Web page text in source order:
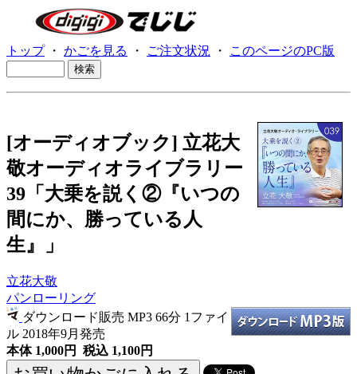
トップ・ かごを見る ・ ご注文状況 ・ このページのPC版
[オーディオブック] 立花大
敬オーディオライブラリー
39「大乗を説く②『いつの
間にか、勝っている人
生』」
立花大敬
パンローリング
ダウンロード販売 MP3 66分 1ファイ
ル 2018年9月発売
本体 1,000円 税込 1,100円